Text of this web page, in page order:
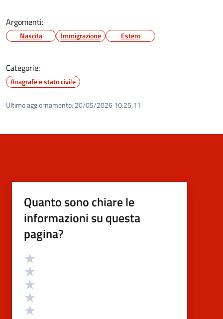
Argomenti:
Nascita Immigrazione Estero
Categorie:
Anagrafe e stato civile
Ultimo aggiornamento: 20/05/2026 10:25.11
Quanto sono chiare le
informazioni su questa
pagina?
Valutazione